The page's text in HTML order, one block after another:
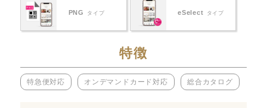
PNG タイプ eSelect タイプ
特徴
特急便対応 オンデマンドカード対応 総合カタログ